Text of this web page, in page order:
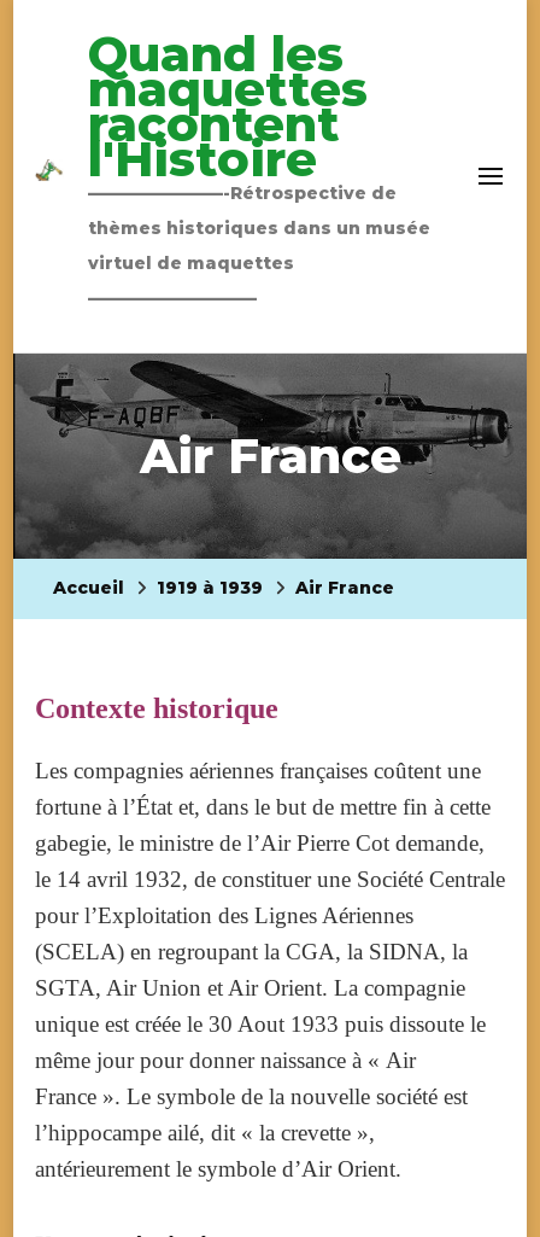
Quand les
maquettes
racontent
l'Histoire
————————-Rétrospective de
thèmes historiques dans un musée
virtuel de maquettes
——————————
Air France
Accueil 1919 à 1939 Air France
Contexte historique
Les compagnies aériennes françaises coûtent une
fortune à l’État et, dans le but de mettre fin à cette
gabegie, le ministre de l’Air Pierre Cot demande,
le 14 avril 1932, de constituer une Société Centrale
pour l’Exploitation des Lignes Aériennes
(SCELA) en regroupant la CGA, la SIDNA, la
SGTA, Air Union et Air Orient. La compagnie
unique est créée le 30 Aout 1933 puis dissoute le
même jour pour donner naissance à « Air
France ». Le symbole de la nouvelle société est
l’hippocampe ailé, dit « la crevette »,
antérieurement le symbole d’Air Orient.